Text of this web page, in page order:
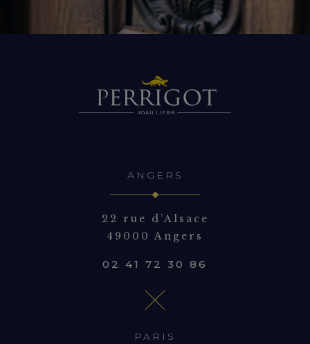
ANGERS
22 rue d’Alsace
49000 Angers
02 41 72 30 86
PARIS